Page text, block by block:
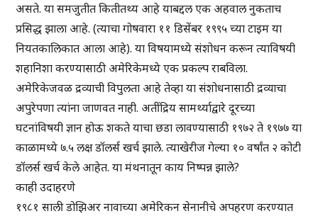
असते. या समजुतीत कितीतथ्य आहे याबद्दल एक अहवाल नुकताच
प्रसिद्ध झाला आहे. (त्याचा गोषवारा ११ डिसेंबर १९९५ च्या टाइम या
नियतकालिकात आला आहे). या विषयामध्ये संशोधन करून त्याविषयी
शहानिशा करण्यासाठी अमेरिकेमध्ये एक प्रकल्प राबविला.
अमेरिकेजवळ द्रव्याची विपुलता आहे तेव्हा या संशोधनासाठी द्रव्याचा
अपुरेपणा त्यांना जाणवत नाही. अतींद्रिय सामर्थ्याद्वारे दूरच्या
घटनांविषयी ज्ञान होऊ शकते याचा छडा लावण्यासाठी १९७२ ते १९७७ या
काळामध्ये ७.५ लक्ष डॉलर्स खर्च झाले. त्याखेरीज गेल्या १० वर्षांत २ कोटी
डॉलर्स खर्च केले आहेत. या मंथनातून काय निष्पन्न झाले?
काही उदाहरणे
१९८१ साली डोझिअर नावाच्या अमेरिकन सेनानीचे अपहरण करण्यात